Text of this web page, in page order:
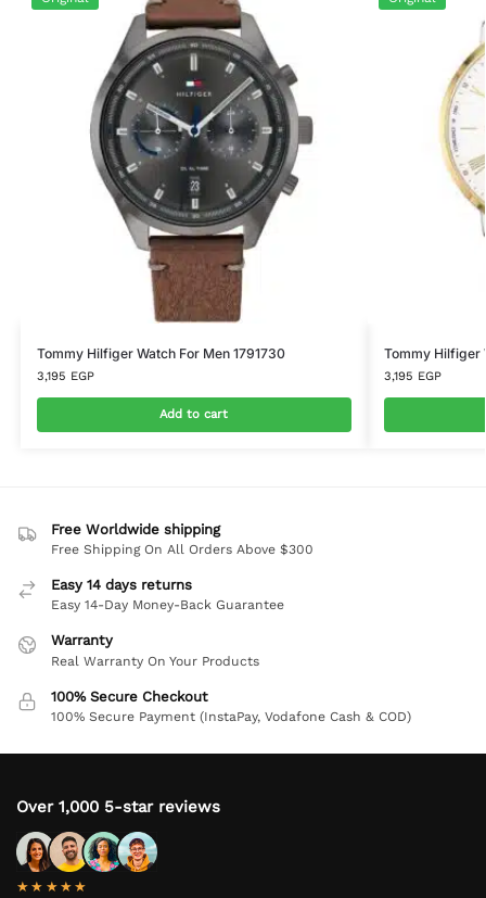
Tommy Hilfiger Watch For Men 1791730
3,195 EGP
Add to cart
Tommy Hilfiger
3,195 EGP
Free Worldwide shipping
Free Shipping On All Orders Above $300
Easy 14 days returns
Easy 14-Day Money-Back Guarantee
Warranty
Real Warranty On Your Products
100% Secure Checkout
100% Secure Payment (InstaPay, Vodafone Cash & COD)
Over 1,000 5-star reviews
★★★★★